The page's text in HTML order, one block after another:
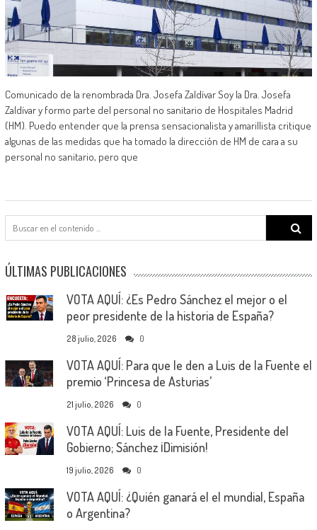
Comunicado de la renombrada Dra. Josefa Zaldívar Soy la Dra. Josefa
Zaldívar y formo parte del personal no sanitario de Hospitales Madrid
(HM). Puedo entender que la prensa sensacionalista y amarillista critique
algunas de las medidas que ha tomado la dirección de HM de cara a su
personal no sanitario, pero que
Search
for:
ÚLTIMAS PUBLICACIONES
VOTA AQUÍ: ¿Es Pedro Sánchez el mejor o el
peor presidente de la historia de España?
28 julio, 2026 0
VOTA AQUÍ: Para que le den a Luis de la Fuente el
premio ‘Princesa de Asturias’
21 julio, 2026 0
VOTA AQUÍ: Luis de la Fuente, Presidente del
Gobierno; Sánchez ¡Dimisión!
19 julio, 2026 0
VOTA AQUÍ: ¿Quién ganará el el mundial, España
o Argentina?